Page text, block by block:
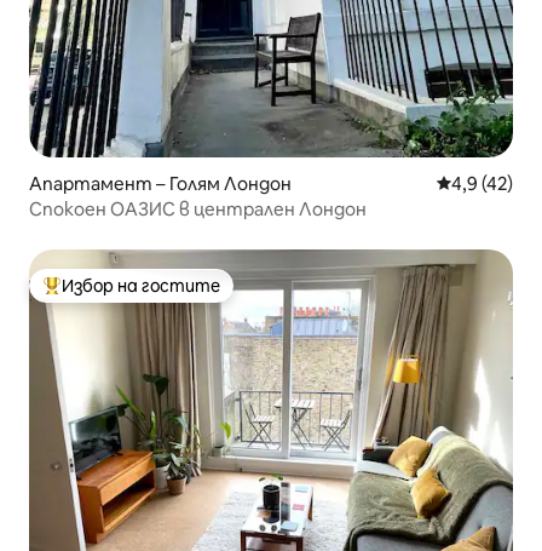
Апартамент – Голям Лондон Средна
4,9 (42)
Спокоен ОАЗИС в централен Лондон
Най-популярен избор на гостите
Избор на гостите